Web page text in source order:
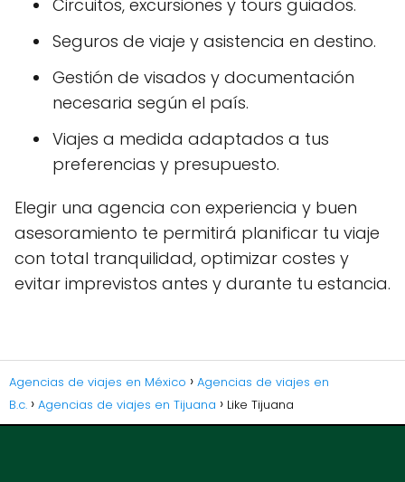
Circuitos, excursiones y tours guiados.
Seguros de viaje y asistencia en destino.
Gestión de visados y documentación
necesaria según el país.
Viajes a medida adaptados a tus
preferencias y presupuesto.
Elegir una agencia con experiencia y buen
asesoramiento te permitirá planificar tu viaje
con total tranquilidad, optimizar costes y
evitar imprevistos antes y durante tu estancia.
Agencias de viajes en México
Agencias de viajes en
B.c.
Agencias de viajes en Tijuana Like Tijuana